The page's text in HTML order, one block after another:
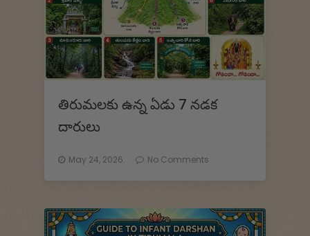
తిరుమలకు ఉన్న ఏడు 7 నడక
దారులు
May 24, 2026. No Comments